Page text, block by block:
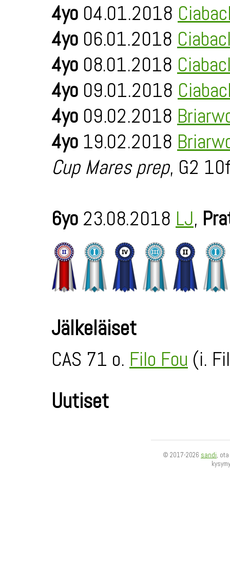
4yo 04.01.2018
4yo 06.01.2018
4yo 08.01.2018
4yo 09.01.2018
4yo 09.02.2018
4yo 19.02.2018
Cup Mares prep, G2
6yo 23.08.2018 LJ,
Jälkeläiset
CAS 71 o. Filo Fou (i.
Uutiset
© 2017-2026 sandi,